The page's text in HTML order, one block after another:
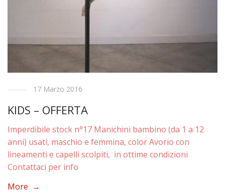
17 Marzo 2016
KIDS – OFFERTA
Imperdibile stock n°17 Manichini bambino (da 1 a 12
anni) usati, maschio e femmina, color Avorio con
lineamenti e capelli scolpiti, in ottime condizioni
Contattaci per info
More →